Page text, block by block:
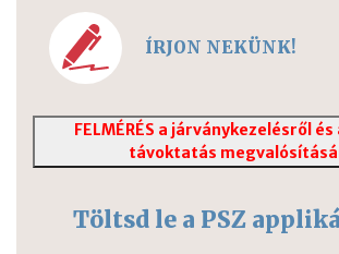
ÍRJON NEKÜNK!
FELMÉRÉS a járványkezelésről
távoktatás
Töltsd le a PSZ